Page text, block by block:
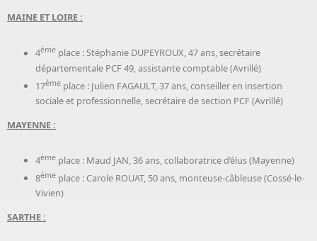
MAINE ET LOIRE :
4ème place : Stéphanie DUPEYROUX, 47 ans, secrétaire
départementale PCF 49, assistante comptable (Avrillé)
17ème place : Julien FAGAULT, 37 ans, conseiller en insertion
sociale et professionnelle, secrétaire de section PCF (Avrillé)
MAYENNE :
4ème place : Maud JAN, 36 ans, collaboratrice d’élus (Mayenne)
8ème place : Carole ROUAT, 50 ans, monteuse-câbleuse (Cossé-le-
Vivien)
SARTHE :